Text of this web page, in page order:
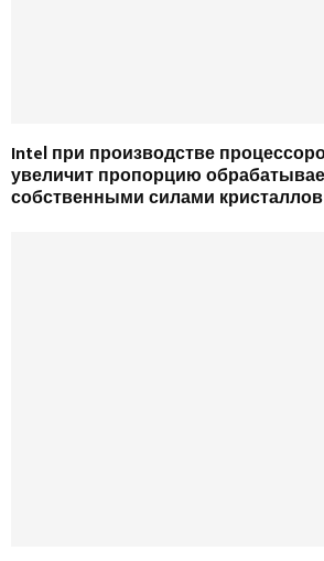
Intel при производстве
увеличит пропорцию
собственными силами кристаллов